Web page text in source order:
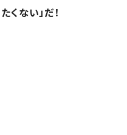
たくない」だ！